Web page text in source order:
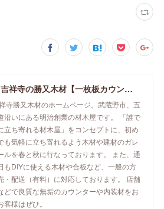
東京・吉祥寺の勝又木材【一枚板カウンター】
寺勝又木材のホームページ。武蔵野市、五
沿いにある明治創業の材木屋です。 「誰で
立ち寄れる材木屋」をコンセプトに、初め
も気軽に立ち寄れるよう木材や建材のガレ
ルを春と秋に行なっております。 また、通
もDIYに使える木材や合板など、一般の方
・配送（有料）に対応しております。 店舗
どで良質な無垢のカウンターや内装材をお
客様はぜひ。